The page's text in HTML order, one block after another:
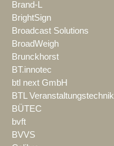
Brand-L
BrightSign
Broadcast Solutions
BroadWeigh
Brunckhorst
BT.innotec
btl next GmbH
BTL Veranstaltungstechnik
BÜTEC
bvft
BVVS